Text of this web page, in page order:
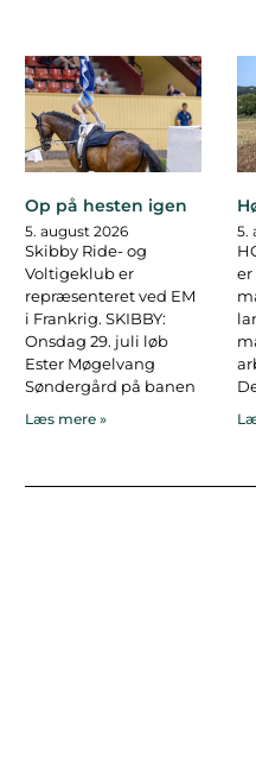
Op på hesten igen
5. august 2026
Skibby Ride- og
Voltigeklub er
repræsenteret ved EM
i Frankrig. SKIBBY:
Onsdag 29. juli løb
Ester Møgelvang
Søndergård på banen
Læs mere »
5.
er